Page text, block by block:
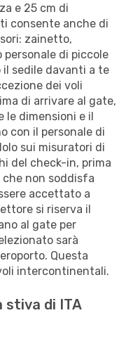
e 25 cm di
consente anche di
zainetto,
personale di piccole
sedile davanti a te
dei voli
di arrivare al gate,
le dimensioni e il
con il personale di
sui misuratori di
del check-in, prima
che non soddisfa
accettato a
si riserva il
al gate per
sarà
Questa
intercontinentali.
stiva di ITA